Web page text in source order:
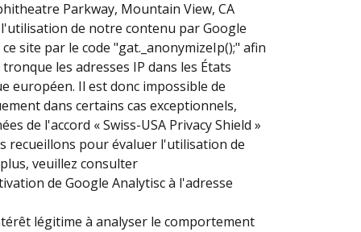
Parkway, Mountain View, CA
de notre contenu par Google
site par le code "gat._anonymizeIp();" afin
les adresses IP dans les États
européen. Il est donc impossible de
dans certains cas exceptionnels,
de l'accord « Swiss-USA Privacy Shield »
recueillons pour évaluer l'utilisation de
veuillez consulter
de Google Analytisc à l'adresse
légitime à analyser le comportement